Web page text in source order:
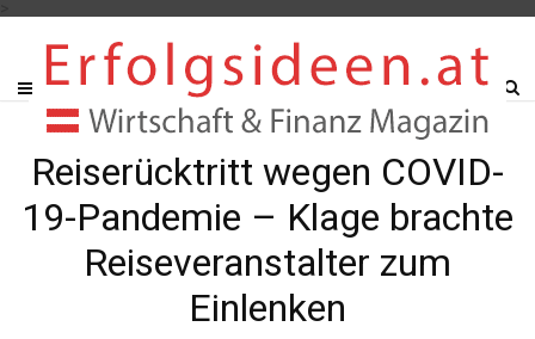
Reiserücktritt wegen COVID-
19-Pandemie – Klage brachte
Reiseveranstalter zum
Einlenken